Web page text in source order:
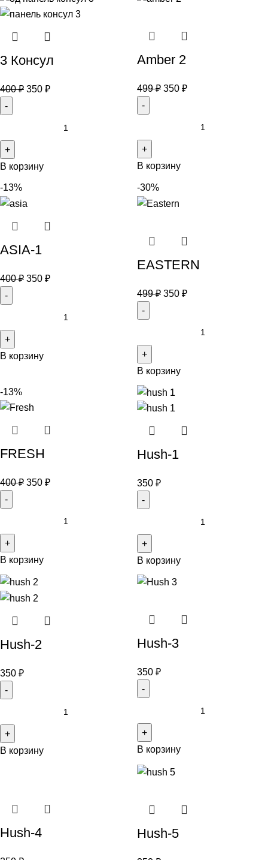
3 Консул
400₽ 350 ₽
В корзину
Amber 2
499₽ 350 ₽
В корзину
-13%
ASIA-1
400₽ 350 ₽
В корзину
-30%
EASTERN
499₽ 350 ₽
В корзину
-13%
FRESH
400₽ 350 ₽
В корзину
Hush-1
350 ₽
В корзину
Hush-2
350 ₽
В корзину
Hush-3
350 ₽
В корзину
Hush-4 Hush-5